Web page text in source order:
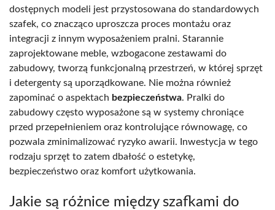
dostępnych modeli jest przystosowana do standardowych
szafek, co znacząco uproszcza proces montażu oraz
integracji z innym wyposażeniem pralni. Starannie
zaprojektowane meble, wzbogacone zestawami do
zabudowy, tworzą funkcjonalną przestrzeń, w której sprzęt
i detergenty są uporządkowane. Nie można również
zapominać o aspektach bezpieczeństwa. Pralki do
zabudowy często wyposażone są w systemy chroniące
przed przepełnieniem oraz kontrolujące równowagę, co
pozwala zminimalizować ryzyko awarii. Inwestycja w tego
rodzaju sprzęt to zatem dbałość o estetykę,
bezpieczeństwo oraz komfort użytkowania.
Jakie są różnice między szafkami do